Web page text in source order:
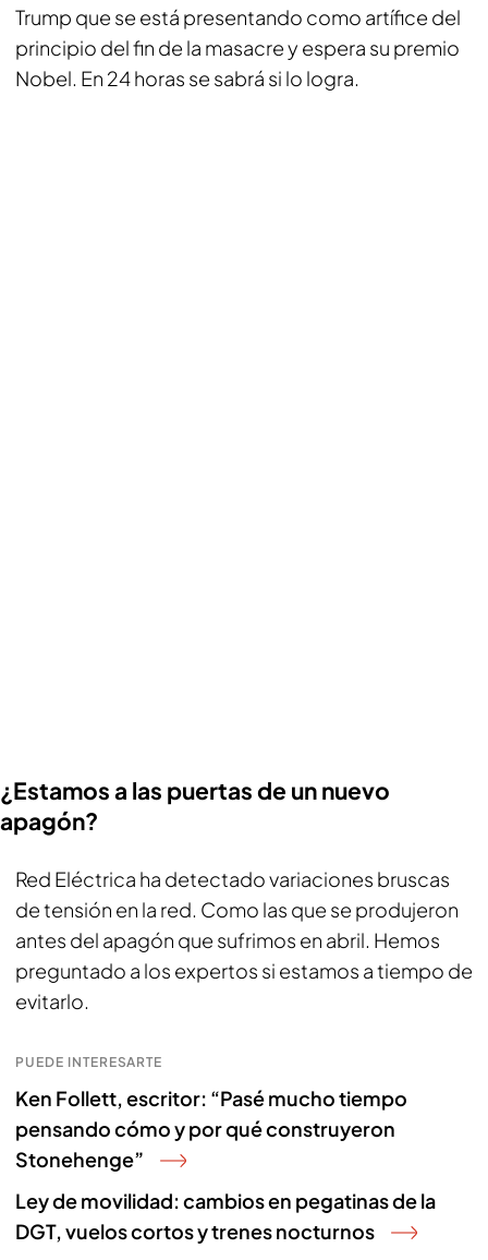
Trump que se está presentando como artífice del
principio del fin de la masacre y espera su premio
Nobel. En 24 horas se sabrá si lo logra.
¿Estamos a las puertas de un nuevo
apagón?
Red Eléctrica ha detectado variaciones bruscas
de tensión en la red. Como las que se produjeron
antes del apagón que sufrimos en abril. Hemos
preguntado a los expertos si estamos a tiempo de
evitarlo.
PUEDE INTERESARTE
Ken Follett, escritor: “Pasé mucho tiempo
pensando cómo y por qué construyeron
Stonehenge”
Ley de movilidad: cambios en pegatinas de la
DGT, vuelos cortos y trenes nocturnos